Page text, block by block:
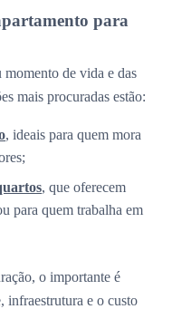
para
de vida e das
mais procuradas estão:
, ideais para quem mora
, que oferecem
para quem trabalha em
o importante é
infraestrutura e o custo